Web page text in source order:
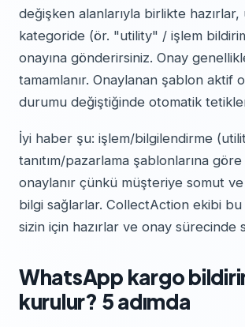
değişken alanlarıyla birlikte hazırlar,
kategoride (ör. "utility" / işlem
onayına gönderirsiniz. Onay
tamamlanır. Onaylanan şablon aktif
durumu değiştiğinde otomatik
İyi haber şu: işlem/bilgilendirme
tanıtım/pazarlama şablonlarına
onaylanır çünkü müşteriye somut
bilgi sağlarlar. CollectAction ekibi bu
sizin için hazırlar ve onay sürecinde
WhatsApp kargo
kurulur? 5 adımda